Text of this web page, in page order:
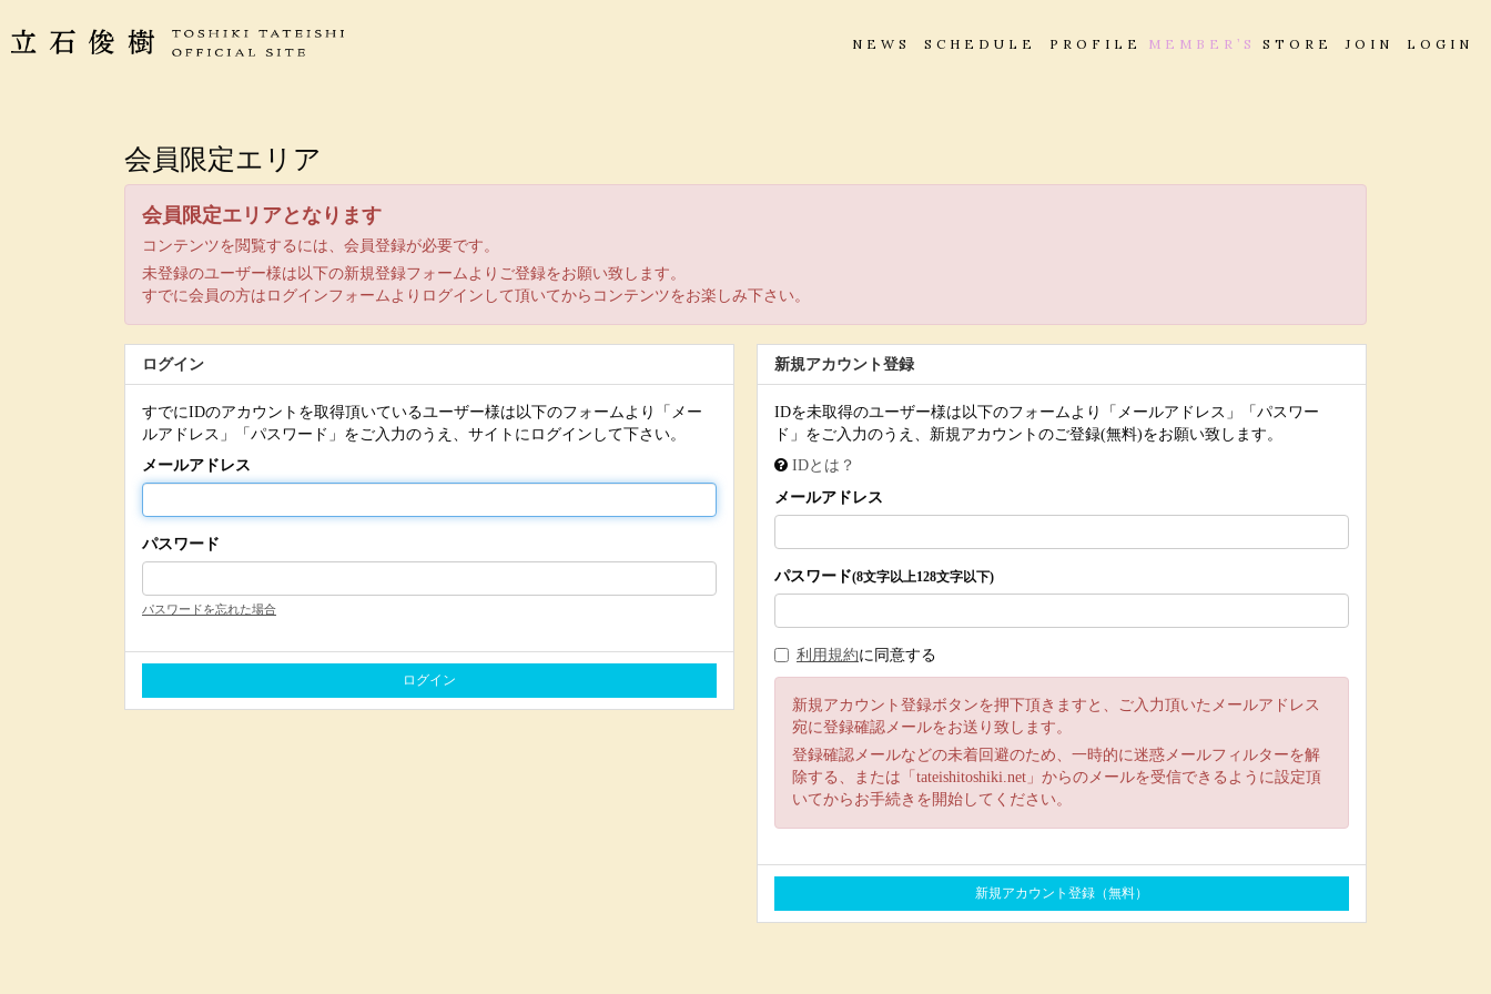
NEWS SCHEDULE PROFILE MEMBER’S STORE JOIN LOGIN
会員限定エリア
会員限定エリアとなります
コンテンツを閲覧するには、会員登録が必要です。
未登録のユーザー様は以下の新規登録フォームよりご登録をお願い致します。
すでに会員の方はログインフォームよりログインして頂いてからコンテンツをお楽しみ下さい。
ログイン
すでにIDのアカウントを取得頂いているユーザー様は以下のフォームより「メー
ルアドレス」「パスワード」をご入力のうえ、サイトにログインして下さい。
メールアドレス
パスワード
パスワードを忘れた場合
新規アカウント登録
IDを未取得のユーザー様は以下のフォームより「メールアドレス」「パスワー
ド」をご入力のうえ、新規アカウントのご登録(無料)をお願い致します。
IDとは？
メールアドレス
パスワード(8文字以上128文字以下)
利用規約に同意する
新規アカウント登録ボタンを押下頂きますと、ご入力頂いたメールアドレス
宛に登録確認メールをお送り致します。
登録確認メールなどの未着回避のため、一時的に迷惑メールフィルターを解
除する、または「tateishitoshiki.net」からのメールを受信できるように設定頂
いてからお手続きを開始してください。